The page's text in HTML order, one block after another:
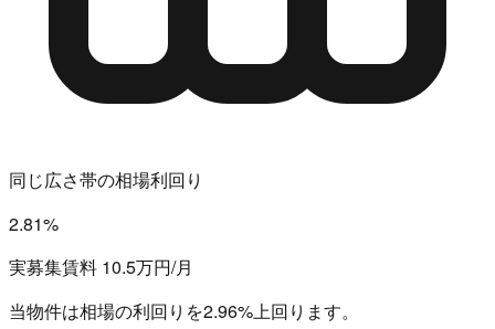
同じ広さ帯の相場利回り
2.81%
実募集賃料 10.5万円/月
当物件は相場の利回りを2.96%上回ります。